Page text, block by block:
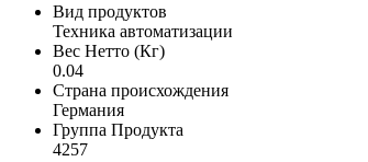
Вид продуктов
Техника автоматизации
Вес Нетто (Кг)
0.04
Страна происхождения
Германия
Группа Продукта
4257